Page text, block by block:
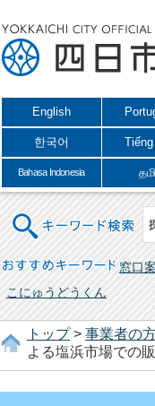
English
한국어
Bahasa Indonesia
キーワード検索
おすすめキーワード 窓口
こにゅうどうくん
トップ> 事業者の
よる塩浜市場での